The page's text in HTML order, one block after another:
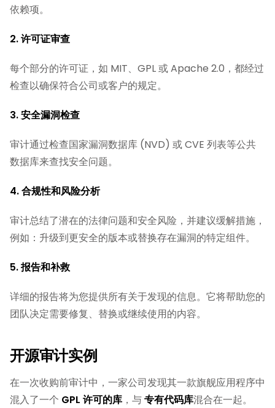
依赖项。
2. 许可证审查
每个部分的许可证，如 MIT、GPL 或 Apache 2.0，都经过
检查以确保符合公司或客户的规定。
3. 安全漏洞检查
审计通过检查国家漏洞数据库 (NVD) 或 CVE 列表等公共
数据库来查找安全问题。
4. 合规性和风险分析
审计总结了潜在的法律问题和安全风险，并建议缓解措施，
例如：升级到更安全的版本或替换存在漏洞的特定组件。
5. 报告和补救
详细的报告将为您提供所有关于发现的信息。它将帮助您的
团队决定需要修复、替换或继续使用的内容。
开源审计实例
在一次收购前审计中，一家公司发现其一款旗舰应用程序中
混入了一个 GPL 许可的库 ，与专有代码库混合在一起。